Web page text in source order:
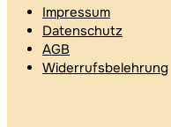
Impressum
Datenschutz
AGB
Widerrufsbelehrung